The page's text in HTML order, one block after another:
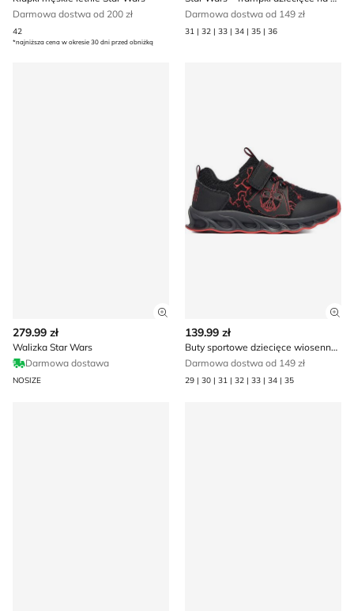
Darmowa dostwa od 200 zł
42
*najniższa cena w okresie 30 dni przed obniżką
Darmowa dostwa od 149 zł
31 | 32 | 33 | 34 | 35 | 36
Zobacz szczegóły produktu
279.99 zł
Walizka Star Wars
Darmowa dostawa
NOSIZE
139.99 zł
Buty sportowe dziecięce wiosenne Star Wars
Darmowa dostwa od 149 zł
29 | 30 | 31 | 32 | 33 | 34 | 35